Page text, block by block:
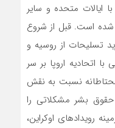
ایالات متحده و سایر
است. قبل از شروع
تسلیحات از روسیه و
اتحادیه اروپا بر سر
نسبت به نقش
حقوق بشر مشکلاتی را
رویدادهای اوکراین،